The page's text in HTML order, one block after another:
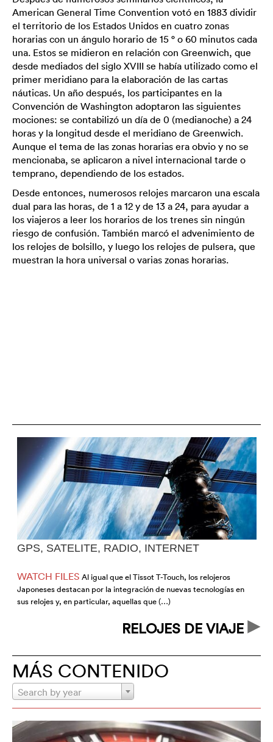
American General Time Convention votó en 1883 dividir
el territorio de los Estados Unidos en cuatro zonas
horarias con un ángulo horario de 15 ° o 60 minutos cada
una. Estos se midieron en relación con Greenwich, que
desde mediados del siglo XVIII se había utilizado como el
primer meridiano para la elaboración de las cartas
náuticas. Un año después, los participantes en la
Convención de Washington adoptaron las siguientes
mociones: se contabilizó un día de 0 (medianoche) a 24
horas y la longitud desde el meridiano de Greenwich.
Aunque el tema de las zonas horarias era obvio y no se
mencionaba, se aplicaron a nivel internacional tarde o
temprano, dependiendo de los estados.
Desde entonces, numerosos relojes marcaron una escala
dual para las horas, de 1 a 12 y de 13 a 24, para ayudar a
los viajeros a leer los horarios de los trenes sin ningún
riesgo de confusión. También marcó el advenimiento de
los relojes de bolsillo, y luego los relojes de pulsera, que
muestran la hora universal o varias zonas horarias.
GPS, SATELITE, RADIO, INTERNET
WATCH FILES Al igual que el Tissot T-Touch, los relojeros
Japoneses destacan por la integración de nuevas tecnologías en
sus relojes y, en particular, aquellas que (…)
RELOJES DE VIAJE
MÁS CONTENIDO
Search by year